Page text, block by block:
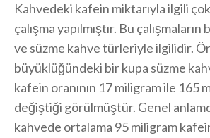
Kahvedeki kafein miktarıyla ilgili
çalışma yapılmıştır. Bu
ve süzme kahve türleriyle ilgilidir.
büyüklüğündeki bir kupa süzme
kafein oranının 17 miligram ile 165
değiştiği görülmüştür. Genel
kahvede ortalama 95 miligram